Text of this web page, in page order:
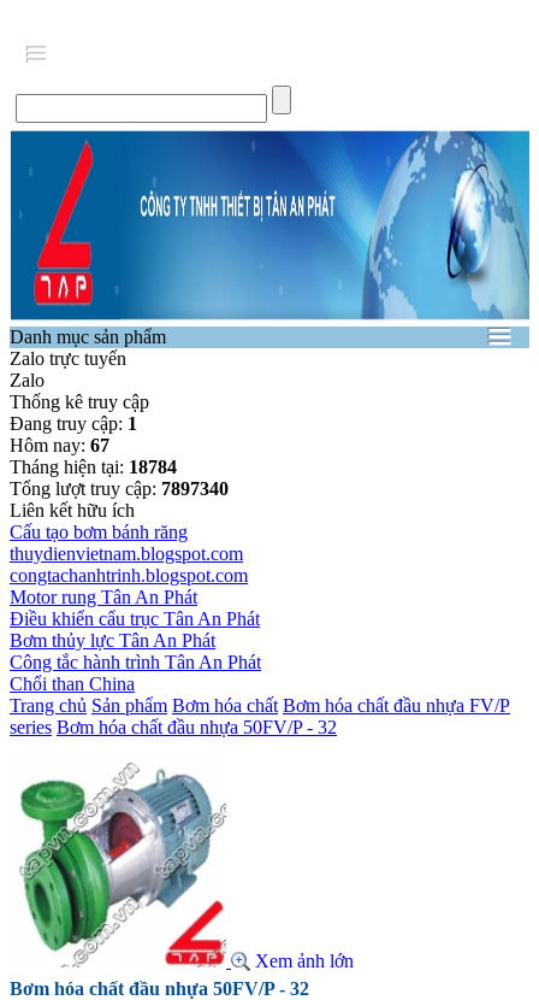
Danh mục sản phẩm
Zalo trực tuyến
Zalo
Thống kê truy cập
Đang truy cập: 1
Hôm nay: 67
Tháng hiện tại: 18784
Tổng lượt truy cập: 7897340
Liên kết hữu ích
Cấu tạo bơm bánh răng
thuydienvietnam.blogspot.com
congtachanhtrinh.blogspot.com
Motor rung Tân An Phát
Điều khiển cẩu trục Tân An Phát
Bơm thủy lực Tân An Phát
Công tắc hành trình Tân An Phát
Chổi than China
Trang chủ Sản phẩm Bơm hóa chất Bơm hóa chất đầu nhựa FV/P
series Bơm hóa chất đầu nhựa 50FV/P - 32
Xem ảnh lớn
Bơm hóa chất đầu nhựa 50FV/P - 32